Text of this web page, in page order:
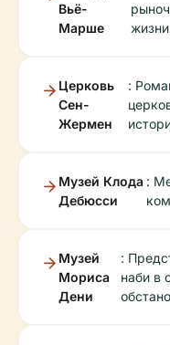
Вьё-
Марше
Церковь
Сен-
Жермен
:
Музей Клода
Дебюсси
:
Музей
Мориса
Дени
:
наби в